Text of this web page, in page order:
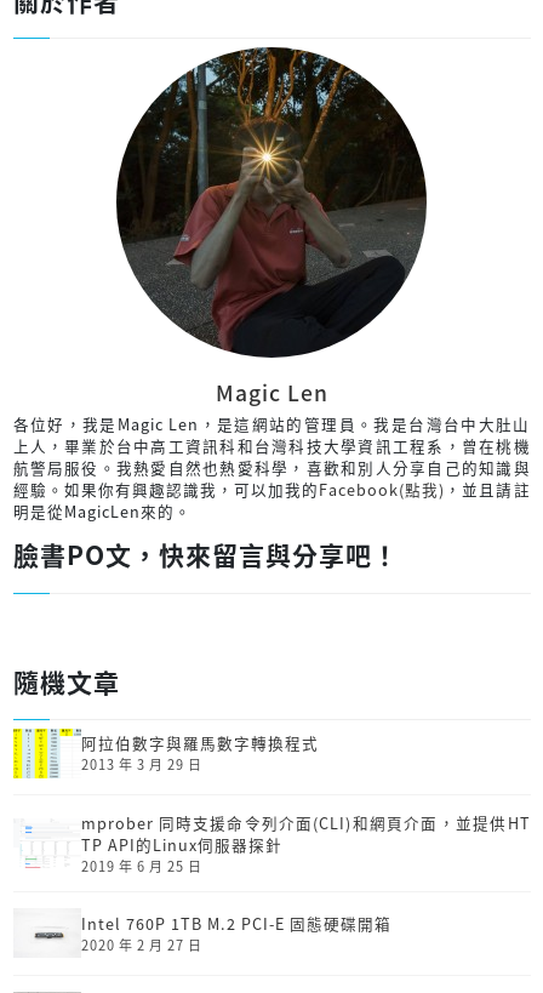
Magic Len
各位好，我是Magic Len，是這網站的管理員。我是台灣台中大肚山
上人，畢業於台中高工資訊科和台灣科技大學資訊工程系，曾在桃機
航警局服役。我熱愛自然也熱愛科學，喜歡和別人分享自己的知識與
經驗。如果你有興趣認識我，可以加我的Facebook(點我) ，並且請註
明是從MagicLen來的。
臉書PO文，快來留言與分享吧！
隨機文章
阿拉伯數字與羅馬數字轉換程式
2013 年 3 月 29 日
mprober 同時支援命令列介面(CLI)和網頁介面，並提供HT
TP API的Linux伺服器探針
2019 年 6 月 25 日
Intel 760P 1TB M.2 PCI-E 固態硬碟開箱
2020 年 2 月 27 日